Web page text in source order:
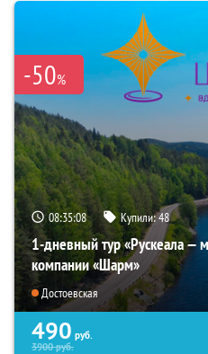
-50%
08:35:07 Купили:48
1-дневный тур «Рускеала —
компании «Шарм»
Достоевская
490 руб.
3900руб.